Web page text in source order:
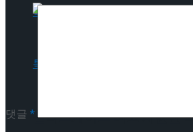
롤러스케이트 타고 시원한
나는 특별한 휴가 <동대문 바
롤러스케이트 타고 시원한
댓글 *